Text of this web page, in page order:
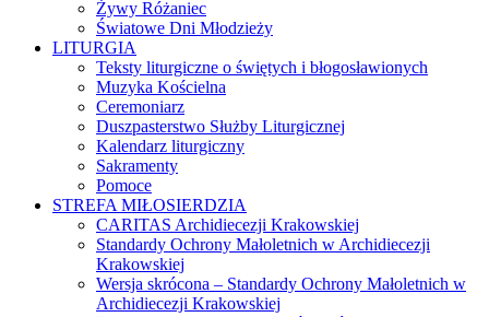
Żywy Różaniec
Światowe Dni Młodzieży
LITURGIA
Teksty liturgiczne o świętych i błogosławionych
Muzyka Kościelna
Ceremoniarz
Duszpasterstwo Służby Liturgicznej
Kalendarz liturgiczny
Sakramenty
Pomoce
STREFA MIŁOSIERDZIA
CARITAS Archidiecezji Krakowskiej
Standardy Ochrony Małoletnich w Archidiecezji
Krakowskiej
Wersja skrócona – Standardy Ochrony Małoletnich w
Archidiecezji Krakowskiej